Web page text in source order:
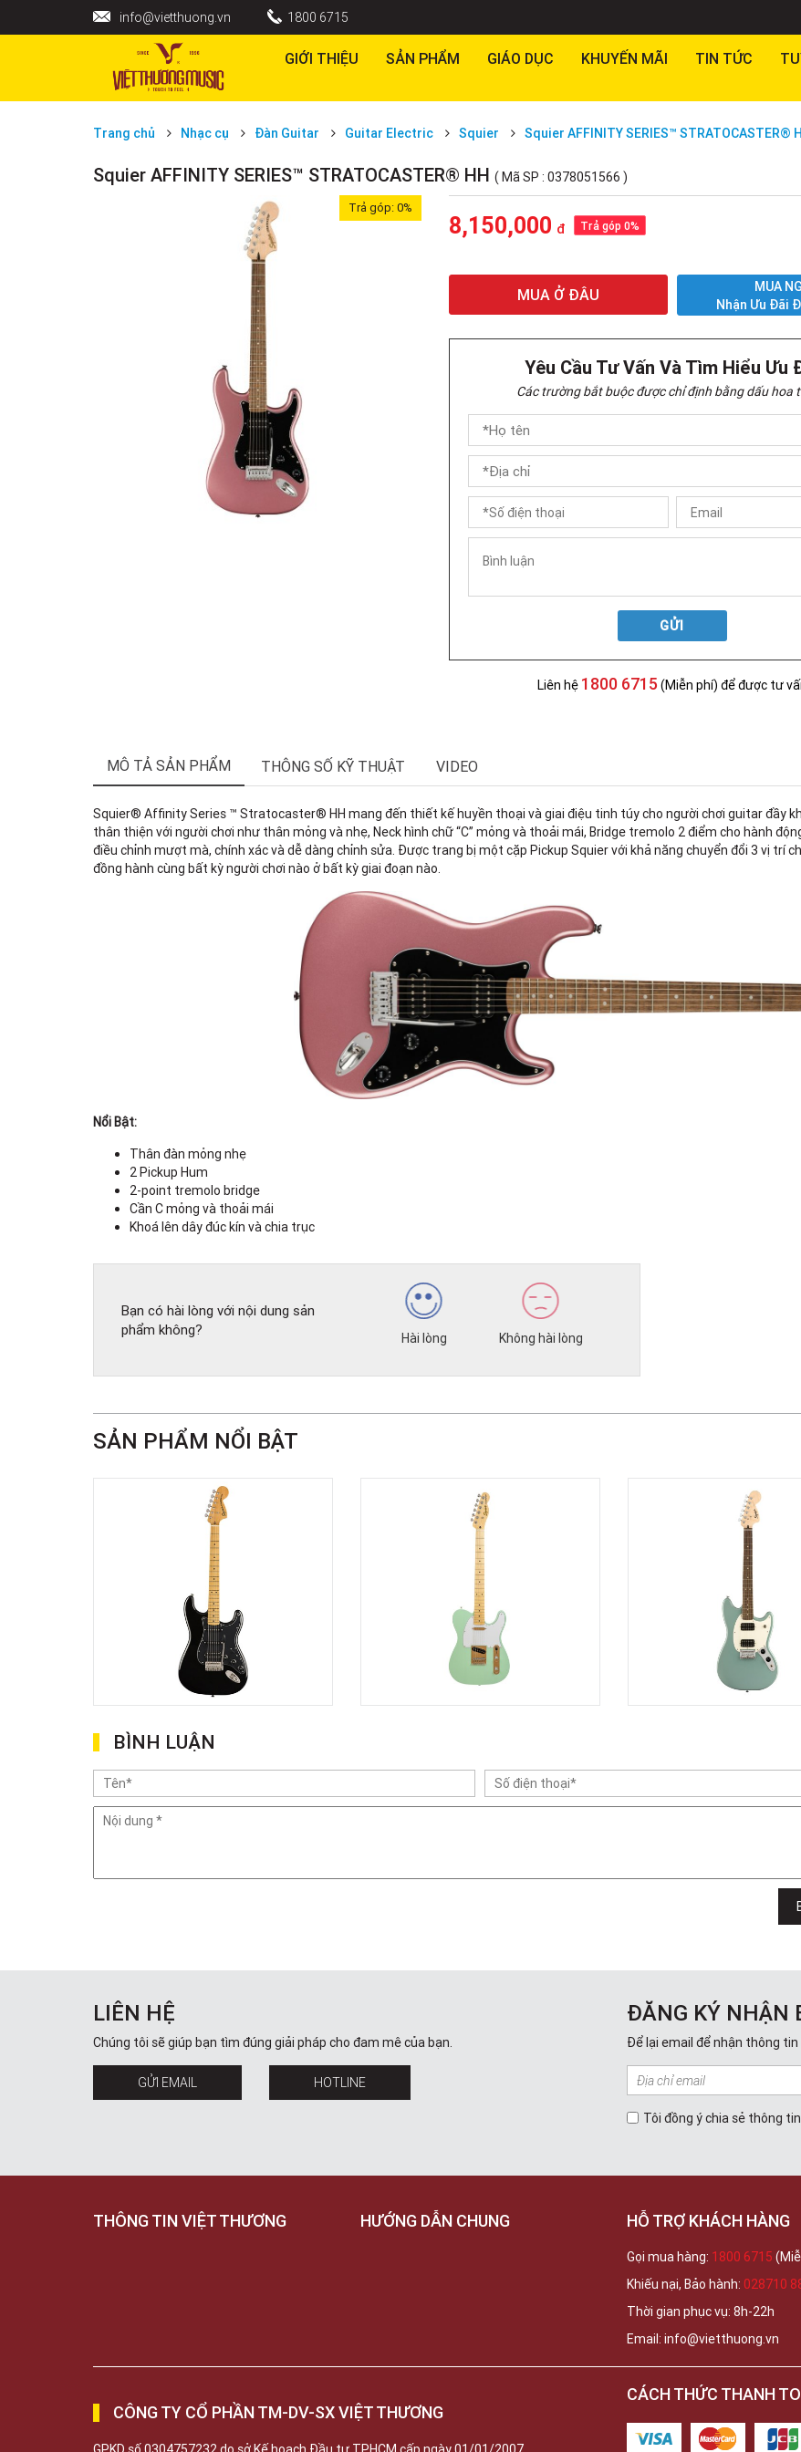
info@vietthuong.vn 1800 6715
GIỚI THIỆU SẢN PHẨM GIÁO DỤC KHUYẾN MÃI TIN TỨC
Trang chủ Nhạc cụ Đàn Guitar Guitar Electric Squier Squier AFFINITY SERIES™ STRATOCASTER®
Squier AFFINITY SERIES™ STRATOCASTER® HH ( Mã SP : 0378051566 )
Trả góp:0%
8,150,000 đ Trả góp 0%
MUA Ở ĐÂU
MUA
Nhận Ưu Đãi
Yêu Cầu Tư Vấn Và Tìm Hiểu Ưu
Các trường bắt buộc được chỉ định bằng dấu hoa
GỬI
Liên hệ 1800 6715 (Miễn phí) để được tư
MÔ TẢ SẢN PHẨM THÔNG SỐ KỸ THUẬT VIDEO
Squier® Affinity Series ™ Stratocaster® HH mang đến thiết kế huyền thoại và giai điệu tinh túy cho người chơi guitar đầy
thân thiện với người chơi như thân mỏng và nhẹ, Neck hình chữ “C” mỏng và thoải mái, Bridge tremolo 2 điểm cho hành
điều chỉnh mượt mà, chính xác và dễ dàng chỉnh sửa. Được trang bị một cặp Pickup Squier với khả năng chuyển đổi 3 vị trí
đồng hành cùng bất kỳ người chơi nào ở bất kỳ giai đoạn nào.
Nổi Bật:
Thân đàn mỏng nhẹ
2 Pickup Hum
2-point tremolo bridge
Cần C mỏng và thoải mái
Khoá lên dây đúc kín và chia trục
Bạn có hài lòng với nội dung sản
phẩm không?
Hài lòng Không hài lòng
SẢN PHẨM NỔI BẬT
BÌNH LUẬN
LIÊN HỆ
Chúng tôi sẽ giúp bạn tìm đúng giải pháp cho đam mê của bạn.
GỬI EMAIL HOTLINE
ĐĂNG KÝ NHẬN
Để lại email để nhận thông
Tôi đồng ý chia sẻ thông
THÔNG TIN VIỆT THƯƠNG HƯỚNG DẪN CHUNG HỖ TRỢ KHÁCH HÀNG
Gọi mua hàng: 1800 6715
Khiếu nại, Bảo hành: 028710
Thời gian phục vụ: 8h-22h
Email: info@vietthuong.vn
CÔNG TY CỔ PHẦN TM-DV-SX VIỆT THƯƠNG
CÁCH THỨC THANH